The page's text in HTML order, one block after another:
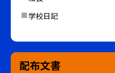
学校日記
配布文書